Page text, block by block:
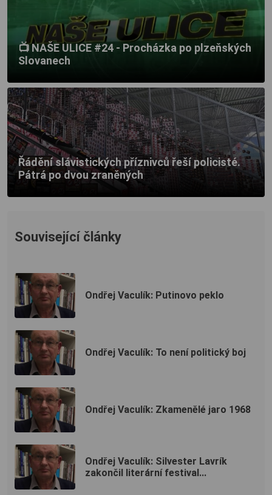
📺 NAŠE ULICE #24 - Procházka po plzeňských
Slovanech
Řádění slávistických příznivců řeší policisté.
Pátrá po dvou zraněných
Související články
Ondřej Vaculík: Putinovo peklo
Ondřej Vaculík: To není politický boj
Ondřej Vaculík: Zkamenělé jaro 1968
Ondřej Vaculík: Silvester Lavrík
zakončil literární festival...